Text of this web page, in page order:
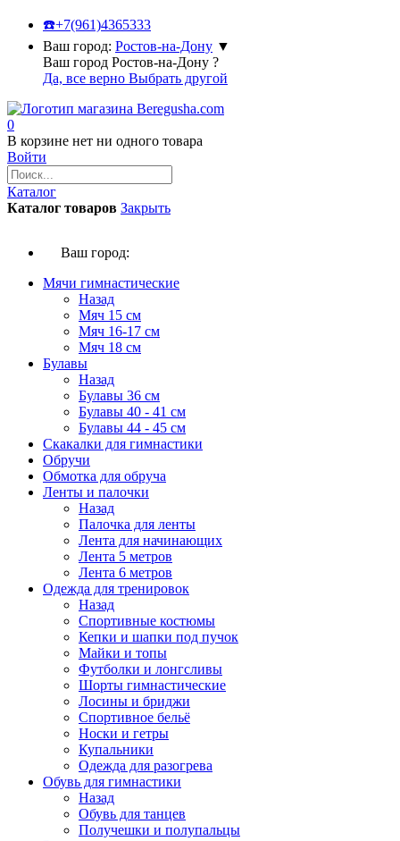
☎️+7(961)4365333
Ваш город: Ростов-на-Дону ▼
Ваш город Ростов-на-Дону ?
Да, все верно Выбрать другой
0
В корзине нет ни одного товара
Войти
Каталог
Каталог товаров Закрыть
Ваш город:
Мячи гимнастические
Назад
Мяч 15 см
Мяч 16-17 см
Мяч 18 см
Булавы
Назад
Булавы 36 см
Булавы 40 - 41 см
Булавы 44 - 45 см
Скакалки для гимнастики
Обручи
Обмотка для обруча
Ленты и палочки
Назад
Палочка для ленты
Лента для начинающих
Лента 5 метров
Лента 6 метров
Одежда для тренировок
Назад
Спортивные костюмы
Кепки и шапки под пучок
Майки и топы
Футболки и лонгсливы
Шорты гимнастические
Лосины и бриджи
Спортивное бельё
Носки и гетры
Купальники
Одежда для разогрева
Обувь для гимнастики
Назад
Обувь для танцев
Получешки и полупальцы